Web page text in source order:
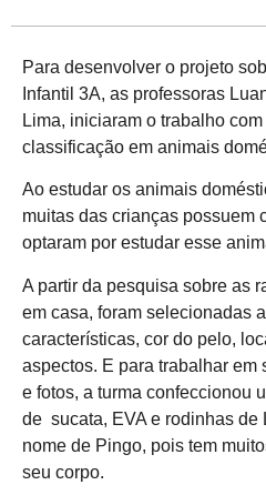
Para desenvolver o projeto
Infantil 3A, as professoras
Lima, iniciaram o trabalho
classificação em animais
Ao estudar os animais
muitas das crianças possuem
optaram por estudar esse
A partir da pesquisa sobre as
em casa, foram selecionadas
características, cor do pelo,
aspectos. E para trabalhar
e fotos, a turma confeccionou
de sucata, EVA e rodinhas de
nome de Pingo, pois tem
seu corpo.